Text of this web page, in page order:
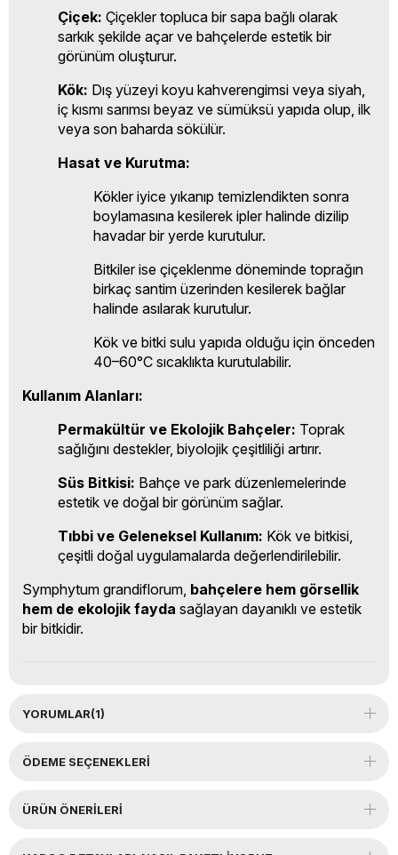
Çiçek: Çiçekler topluca bir sapa bağlı olarak
sarkık şekilde açar ve bahçelerde estetik bir
görünüm oluşturur.
Kök: Dış yüzeyi koyu kahverengimsi veya siyah,
iç kısmı sarımsı beyaz ve sümüksü yapıda olup, ilk
veya son baharda sökülür.
Hasat ve Kurutma:
Kökler iyice yıkanıp temizlendikten sonra
boylamasına kesilerek ipler halinde dizilip
havadar bir yerde kurutulur.
Bitkiler ise çiçeklenme döneminde toprağın
birkaç santim üzerinden kesilerek bağlar
halinde asılarak kurutulur.
Kök ve bitki sulu yapıda olduğu için önceden
40–60°C sıcaklıkta kurutulabilir.
Kullanım Alanları:
Permakültür ve Ekolojik Bahçeler: Toprak
sağlığını destekler, biyolojik çeşitliliği artırır.
Süs Bitkisi: Bahçe ve park düzenlemelerinde
estetik ve doğal bir görünüm sağlar.
Tıbbi ve Geleneksel Kullanım: Kök ve bitkisi,
çeşitli doğal uygulamalarda değerlendirilebilir.
Symphytum grandiflorum, bahçelere hem görsellik
hem de ekolojik fayda sağlayan dayanıklı ve estetik
bir bitkidir.
YORUMLAR(1)
ÖDEME SEÇENEKLERI
ÜRÜN ÖNERILERI